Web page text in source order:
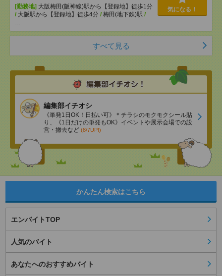
[勤務地] 大阪梅田(阪神線)駅から【登録地】徒歩1分
/ 大阪駅から【登録地】徒歩4分 / 梅田(地下鉄)駅 /
…
気になる！
すべて見る
編集部イチオシ
《単発1日OK！日払い可》＊チラシのモクモクシール貼
り、《1日だけの単発もOK》イベントや展示会場での設
営・撤去など (8/7UP!)
かんたん検索はこちら
エンバイトTOP
人気のバイト
あなたへのおすすめバイト